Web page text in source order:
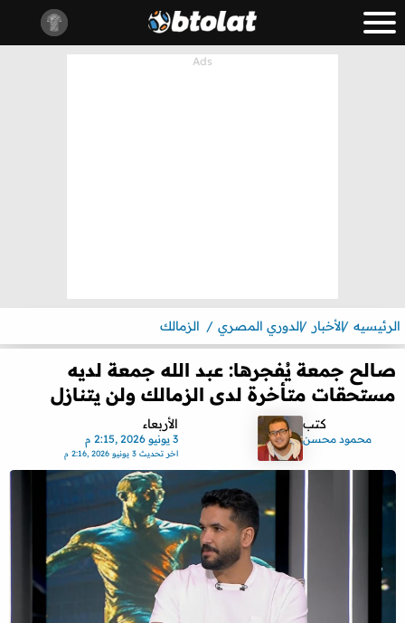
الرئيسيه الأخبار الدوري المصري الزمالك
صالح جمعة يُفجرها: عبد الله جمعة لديه
مستحقات متأخرة لدى الزمالك ولن يتنازل
كتب
محمود محسن
الأربعاء
3 يونيو 2026 ,2:15 م
اخر تحديث3 يونيو 2026 ,2:16 م